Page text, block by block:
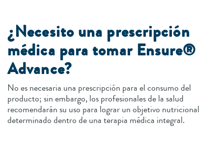
¿Necesito una prescripción
médica para tomar Ensure®
Advance?
No es necesaria una prescripción para el consumo del
producto; sin embargo, los profesionales de la salud
recomendarán su uso para lograr un objetivo nutricional
determinado dentro de una terapia médica integral.